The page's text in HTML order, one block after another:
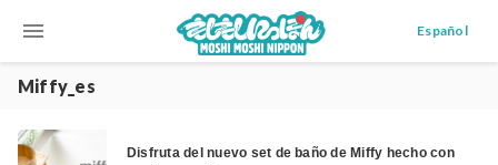
menu Español
Miffy_es
Disfruta del nuevo set de baño de Miffy hecho con